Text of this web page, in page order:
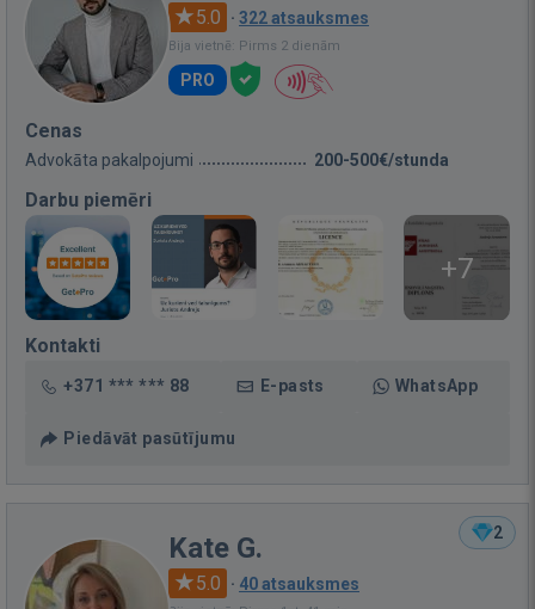
5.0 · 322 atsauksmes
Bija vietnē: Pirms 2 dienām
PRO
Cenas
Advokāta pakalpojumi 200-500€/stunda
Darbu piemēri
+7
Kontakti
+371 *** *** 88 E-pasts WhatsApp
Piedāvāt pasūtījumu
2
Kate G.
5.0 · 40 atsauksmes